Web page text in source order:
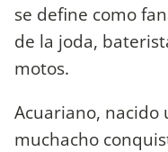
se define como
de la joda,
motos.
Acuariano, nacido
muchacho